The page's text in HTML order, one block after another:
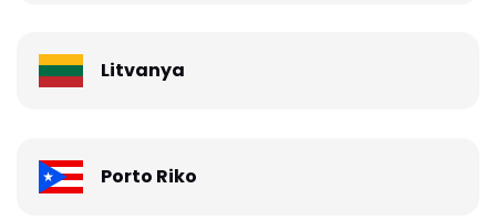
Litvanya
Porto Riko